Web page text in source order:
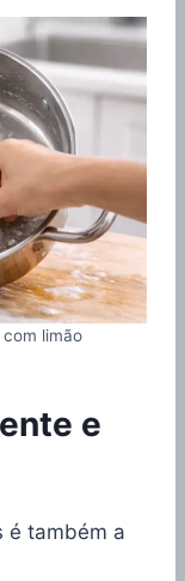
limão
e
é também a